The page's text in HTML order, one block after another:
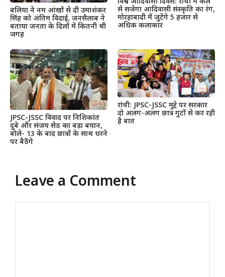
बलिया ने नम आंखों से दी उमाशंकर
सिंह को अंतिम विदाई, जनसैलाब ने
बताया जनता के दिलों में कितनी थी
जगह
से सजेगा आदिवासी संस्कृति का रंग,
मोरहाबादी में जुटेंगे 5 हजार से
अधिक कलाकार
JPSC-JSSC विवाद पर निशिकांत
दुबे और संजय सेठ का बड़ा बयान,
बोले- 13 के बाद छात्रों के साथ धरने
पर बैठेंगे
रांची: JPSC-JSSC मुद्दे पर सरकार
दो अलग-अलग छात्र गुटों से कर रही
है बात
Leave a Comment